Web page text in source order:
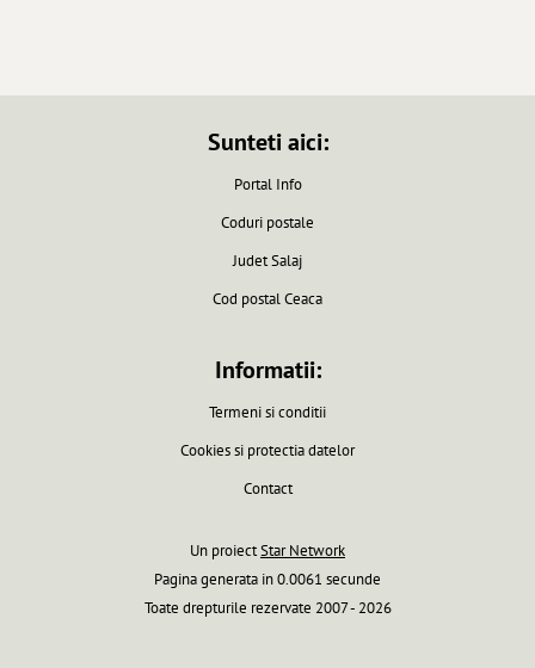
Sunteti aici:
Portal Info
Coduri postale
Judet Salaj
Cod postal Ceaca
Informatii:
Termeni si conditii
Cookies si protectia datelor
Contact
Un proiectStar Network
Pagina generata in 0.0061 secunde
Toate drepturile rezervate 2007 - 2026